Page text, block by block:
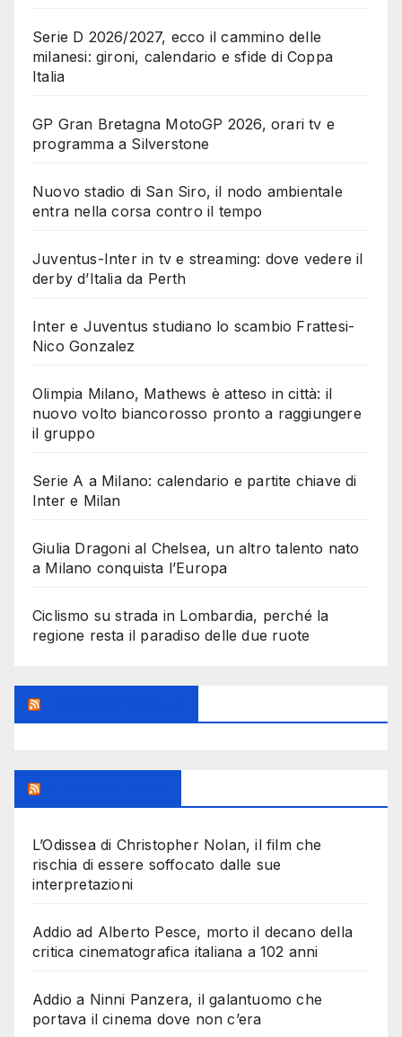
Serie D 2026/2027, ecco il cammino delle
milanesi: gironi, calendario e sfide di Coppa
Italia
GP Gran Bretagna MotoGP 2026, orari tv e
programma a Silverstone
Nuovo stadio di San Siro, il nodo ambientale
entra nella corsa contro il tempo
Juventus-Inter in tv e streaming: dove vedere il
derby d’Italia da Perth
Inter e Juventus studiano lo scambio Frattesi-
Nico Gonzalez
Olimpia Milano, Mathews è atteso in città: il
nuovo volto biancorosso pronto a raggiungere
il gruppo
Serie A a Milano: calendario e partite chiave di
Inter e Milan
Giulia Dragoni al Chelsea, un altro talento nato
a Milano conquista l’Europa
Ciclismo su strada in Lombardia, perché la
regione resta il paradiso delle due ruote
L’Odissea di Christopher Nolan, il film che
rischia di essere soffocato dalle sue
interpretazioni
Addio ad Alberto Pesce, morto il decano della
critica cinematografica italiana a 102 anni
Addio a Ninni Panzera, il galantuomo che
portava il cinema dove non c’era